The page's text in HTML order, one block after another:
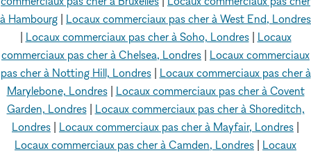
à Hambourg
Locaux commerciaux pas cher à West End, Londres
Locaux commerciaux pas cher à Soho, Londres| Locaux
commerciaux pas cher à Chelsea, Londres
Locaux commerciaux
pas cher à Notting Hill, Londres| Locaux commerciaux pas cher à
Marylebone, Londres| Locaux commerciaux pas cher à Covent
Garden, Londres| Locaux commerciaux pas cher à Shoreditch,
Londres
Locaux commerciaux pas cher à Mayfair, Londres
Locaux commerciaux pas cher à Camden, Londres
Locaux